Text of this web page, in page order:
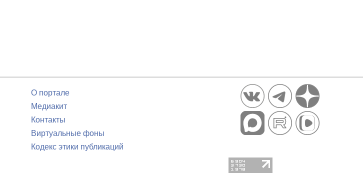
О портале
Медиакит
Контакты
Виртуальные фоны
Кодекс этики публикаций